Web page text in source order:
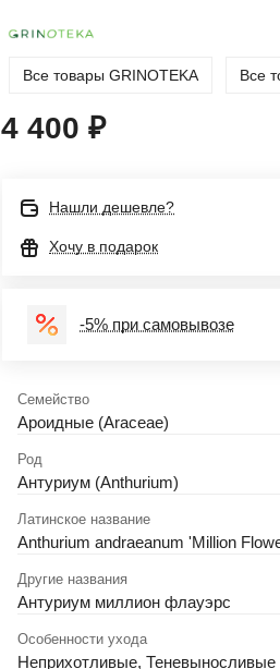
Все товары GRINOTEKA Все
4 400 ₽
Нашли дешевле?
Хочу в подарок
-5% при самовывозе
Семейство
Ароидные (Araceae)
Род
Антуриум (Anthurium)
Латинское название
Anthurium andraeanum 'Million
Другие названия
Антуриум миллион флауэрс
Особенности ухода
Неприхотливые, Теневыносливые